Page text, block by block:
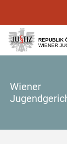
[1]
[2]
[3]
REPUBLIK
WIENER
Wiener